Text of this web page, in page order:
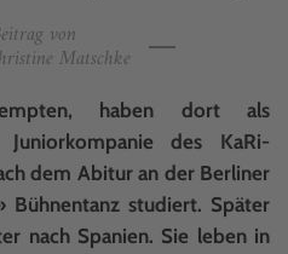
von
Matschke
haben dort als
des KaRi-
dem Abitur an der Berliner
Bühnentanz studiert. Später
nach Spanien. Sie leben in